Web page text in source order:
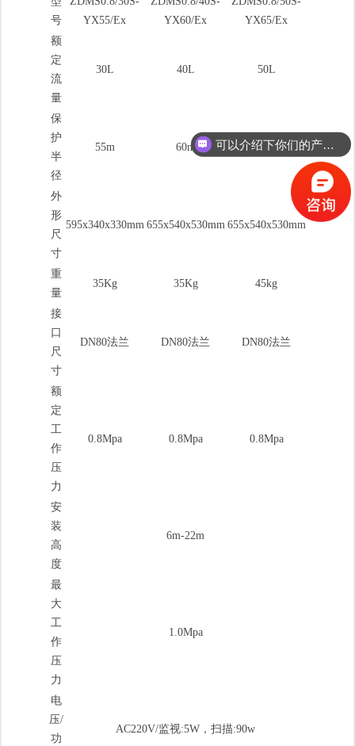
号
YX55/Ex
YX60/Ex
YX65/Ex
额
定
流
量
30L 40L 50L
保
护
半
径
55m 60m 65m
外
形
尺
寸
595x340x330mm 655x540x530mm 655x540x530mm
重
量
35Kg 35Kg 45kg
接
口
尺
寸
DN80法兰 DN80法兰 DN80法兰
额
定
工
作
压
力
0.8Mpa 0.8Mpa 0.8Mpa
安
装
高
度
6m-22m
最
大
工
作
压
力
1.0Mpa
电
压/
功
AC220V/监视:5W，扫描:90w
可以介绍下你们的产品么？